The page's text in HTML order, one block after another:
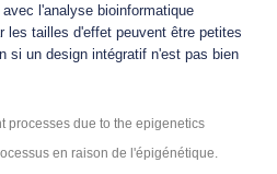
l'analyse bioinformatique
les tailles d'effet peuvent être petites
si un design intégratif n'est pas bien
en raison de l'épigénétique.